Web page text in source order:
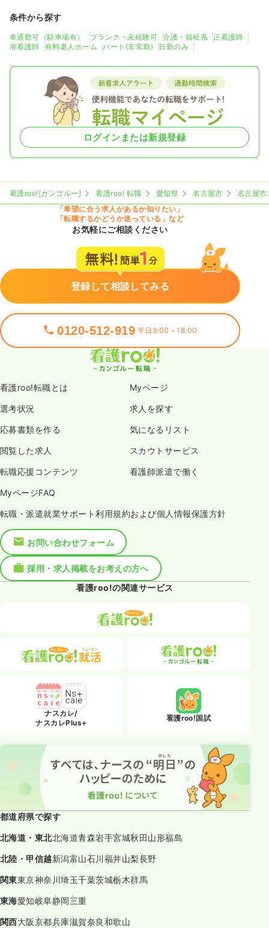
条件から探す
車通勤可（駐車場有） ブランク・未経験可 介護・福祉系
正看護師
准看護師
有料老人ホーム パート(非常勤) 日勤のみ
ログインまたは新規登録
看護roo![カンゴルー] 看護roo! 転職 愛知県 名古屋市
名古屋市
「希望に合う求人があるか知りたい」
「転職するかどうか迷っている」など
お気軽にご相談ください
登録して相談してみる
0120-512-919 平日9:00～18:00
看護roo!転職とは Myページ
選考状況 求人を探す
応募書類を作る 気になるリスト
閲覧した求人 スカウトサービス
転職応援コンテンツ 看護師派遣で働く
MyページFAQ
転職・派遣就業サポート利用規約および個人情報保護方針
お問い合わせフォーム
採用・求人掲載をお考えの方へ
看護roo!の関連サービス
ナスカレ/
ナスカレPlus+
看護roo!国試
都道府県で探す
北海道・東北北海道青森岩手宮城秋田山形福島
北陸・甲信越新潟富山石川福井山梨長野
関東東京神奈川埼玉千葉茨城栃木群馬
東海愛知岐阜静岡三重
関西大阪京都兵庫滋賀奈良和歌山